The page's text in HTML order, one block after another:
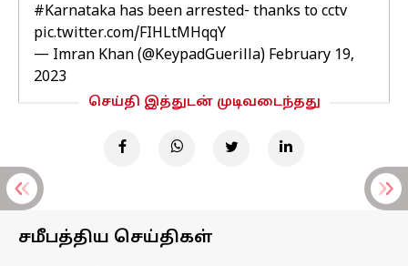
#Karnataka has been arrested- thanks to cctv
pic.twitter.com/FIHLtMHqqY
— Imran Khan (@KeypadGuerilla) February 19,
2023
செய்தி இத்துடன் முடிவடைந்தது
சமீபத்திய செய்திகள்